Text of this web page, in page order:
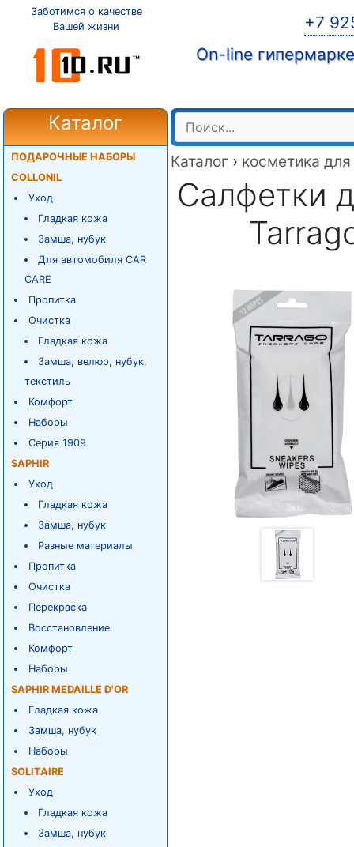
Заботимся о качестве
Вашей жизни
+7
On-line
Каталог
ПОДАРОЧНЫЕ НАБОРЫ
COLLONIL
Уход
Гладкая кожа
Замша, нубук
Для автомобиля CAR
CARE
Пропитка
Очистка
Гладкая кожа
Замша, велюр, нубук,
текстиль
Комфорт
Наборы
Серия 1909
SAPHIR
Уход
Гладкая кожа
Замша, нубук
Разные материалы
Пропитка
Очистка
Перекраска
Восстановление
Комфорт
Наборы
SAPHIR MEDAILLE D'OR
Гладкая кожа
Замша, нубук
Наборы
SOLITAIRE
Уход
Гладкая кожа
Замша, нубук
Каталог › косметика
Салфетки